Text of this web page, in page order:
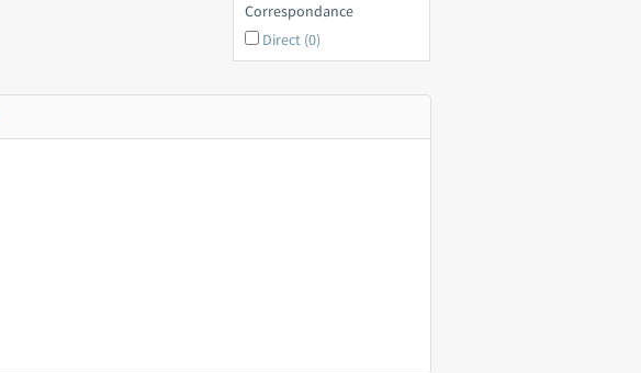
Correspondance
Direct (0)